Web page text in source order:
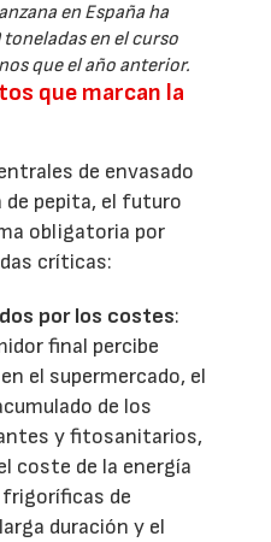
en España ha
en el curso
que el año anterior.
que marcan la
de envasado
pepita, el futuro
obligatoria por
críticas:
por los costes:
final percibe
el supermercado, el
de los
y fitosanitarios,
coste de la energía
frigoríficas de
duración y el